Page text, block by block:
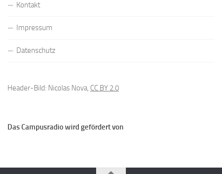
Kontakt
Impressum
Datenschutz
Header-Bild: Nicolas Nova, CC BY 2.0
Das Campusradio wird gefördert von